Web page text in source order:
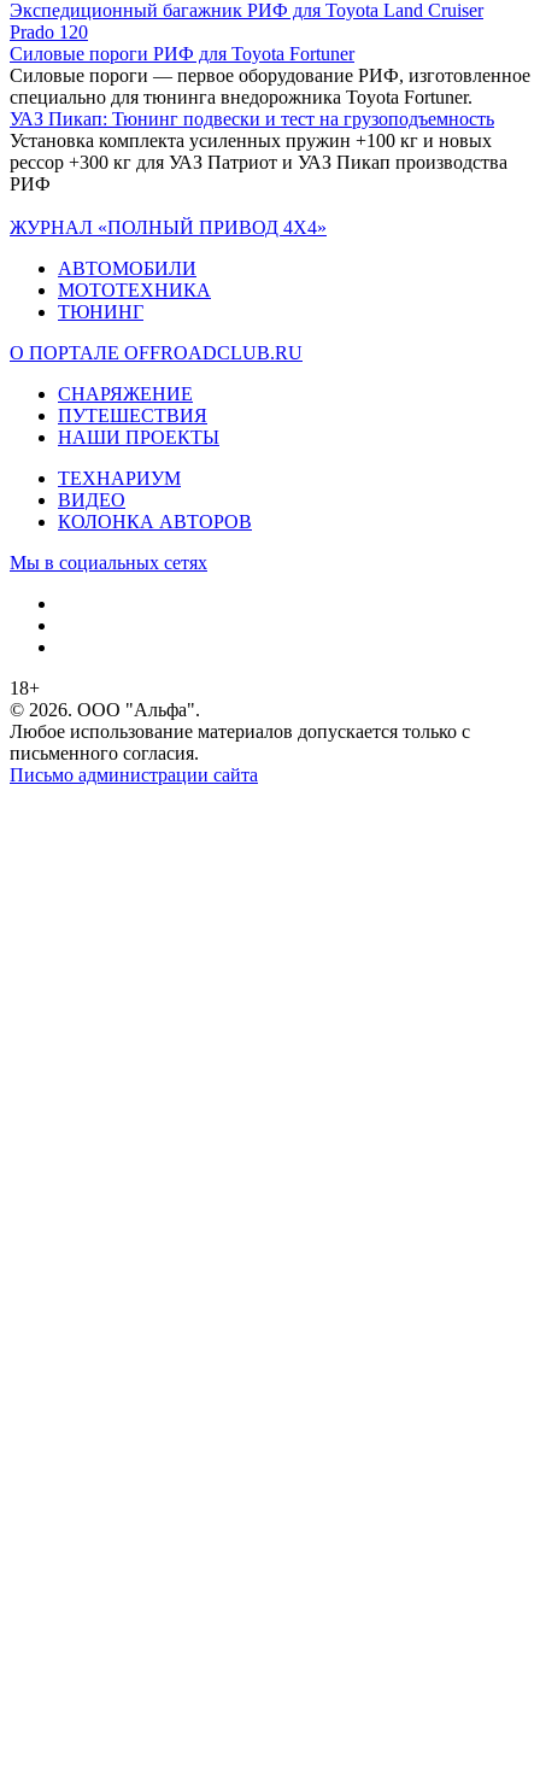
Экспедиционный багажник РИФ для Toyota Land Cruiser
Prado 120
Силовые пороги РИФ для Toyota Fortuner
Силовые пороги — первое оборудование РИФ, изготовленное
специально для тюнинга внедорожника Toyota Fortuner.
УАЗ Пикап: Тюнинг подвески и тест на грузоподъемность
Установка комплекта усиленных пружин +100 кг и новых
рессор +300 кг для УАЗ Патриот и УАЗ Пикап производства
РИФ
ЖУРНАЛ «ПОЛНЫЙ ПРИВОД 4Х4»
АВТОМОБИЛИ
МОТОТЕХНИКА
ТЮНИНГ
О ПОРТАЛЕ OFFROADCLUB.RU
СНАРЯЖЕНИЕ
ПУТЕШЕСТВИЯ
НАШИ ПРОЕКТЫ
ТЕХНАРИУМ
ВИДЕО
КОЛОНКА АВТОРОВ
Мы в социальных сетях
18+
© 2026. ООО "Альфа".
Любое использование материалов допускается только с
письменного согласия.
Письмо администрации сайта